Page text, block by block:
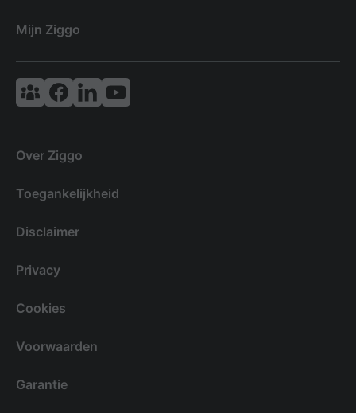
Mijn Ziggo
Vodafone & Ziggo Community
Ziggo Facebook
VodafoneZiggo LinkedIn
Ziggo YouTube
Over Ziggo
Toegankelijkheid
Disclaimer
Privacy
Cookies
Voorwaarden
Garantie